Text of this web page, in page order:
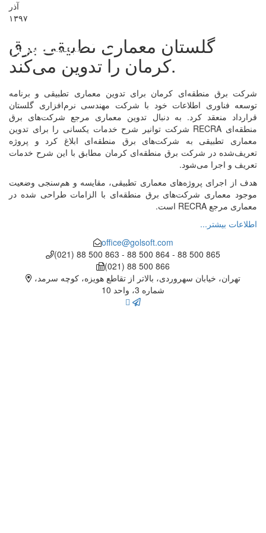
آذر
۱۳۹۷
گلستان معماری تطبیقی برق
کرمان را تدوین می‌کند.
شرکت برق منطقه‌ای کرمان برای تدوین معماری تطبیقی و برنامه
توسعه فناوری اطلاعات خود با شرکت مهندسی نرم‌افزاری گلستان
قرارداد منعقد کرد. به دنبال تدوین معماری مرجع شرکت‌های برق
منطقه‌ای RECRA شرکت توانیر شرح خدمات یکسانی را برای تدوین
معماری تطبیقی به شرکت‌های برق منطقه‌ای ابلاغ کرد و پروژه
تعریف‌شده در شرکت برق منطقه‌ای کرمان مطابق با این شرح خدمات
تعریف و اجرا می‌شود.
هدف از اجرای پروژه‌های معماری تطبیقی، مقایسه و هم‌سنجی وضعیت
موجود معماری شرکت‌های برق منطقه‌ای با الزامات طراحی شده در
معماری مرجع RECRA است.
اطلاعات بیشتر...
office@golsoft.com
(021) 88 500 863 - 88 500 864 - 88 500 865
(021) 88 500 866
شماره 3، واحد 10